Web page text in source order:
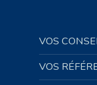
VOS
VOS